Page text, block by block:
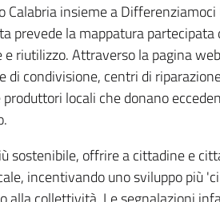
Calabria insieme a
prevede la mappatura
riutilizzo. Attraverso la pagina web
condivisione, centri di
locali che donano
sostenibile, offrire a cittadine e
incentivando uno sviluppo più